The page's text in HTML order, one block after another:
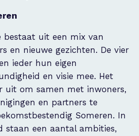
bestaat uit een mix van
en nieuwe gezichten. De vier
ieder hun eigen
en visie mee. Het
uit om samen met inwoners,
en partners te
Someren. In
staan een aantal ambities,